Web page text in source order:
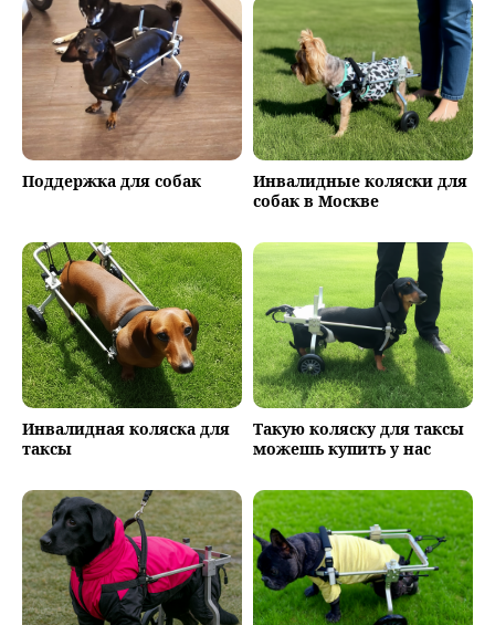
Поддержка для собак
Инвалидные коляски для
собак в Москве
Инвалидная коляска для
таксы
Такую коляску для таксы
можешь купить у нас